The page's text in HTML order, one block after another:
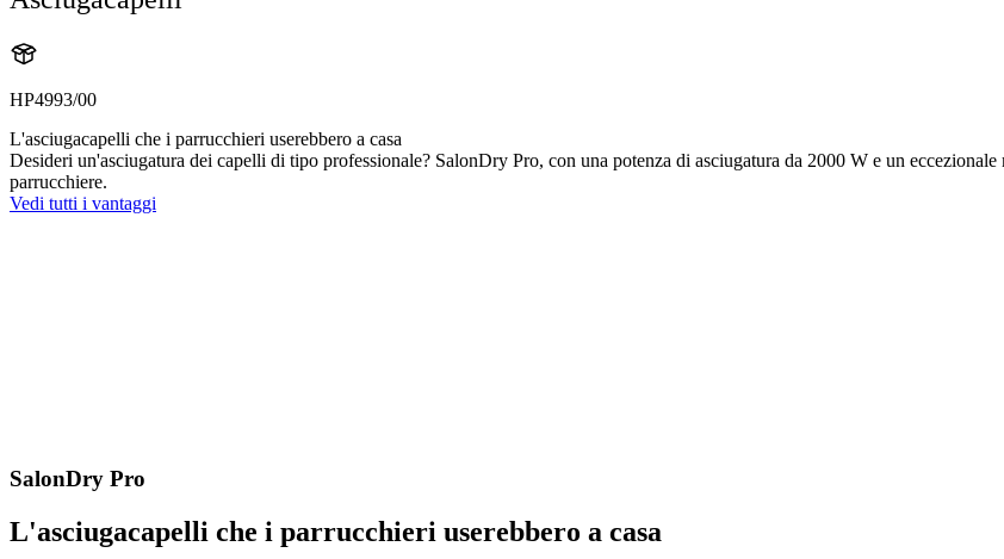
HP4993/00
L'asciugacapelli che i parrucchieri userebbero a casa
Desideri un'asciugatura dei capelli di tipo professionale? SalonDry Pro, con una potenza di asciugatura da 2000 W e un
parrucchiere.
Vedi tutti i vantaggi
SalonDry Pro
L'asciugacapelli che i parrucchieri userebbero a casa